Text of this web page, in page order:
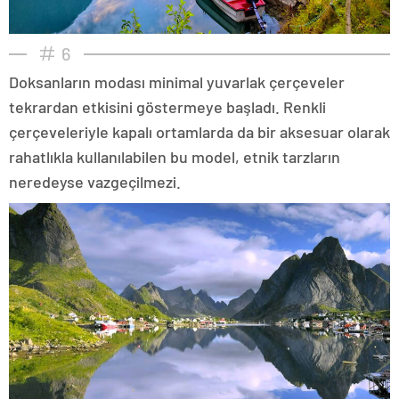
6
Doksanların modası minimal yuvarlak çerçeveler
tekrardan etkisini göstermeye başladı. Renkli
çerçeveleriyle kapalı ortamlarda da bir aksesuar olarak
rahatlıkla kullanılabilen bu model, etnik tarzların
neredeyse vazgeçilmezi.